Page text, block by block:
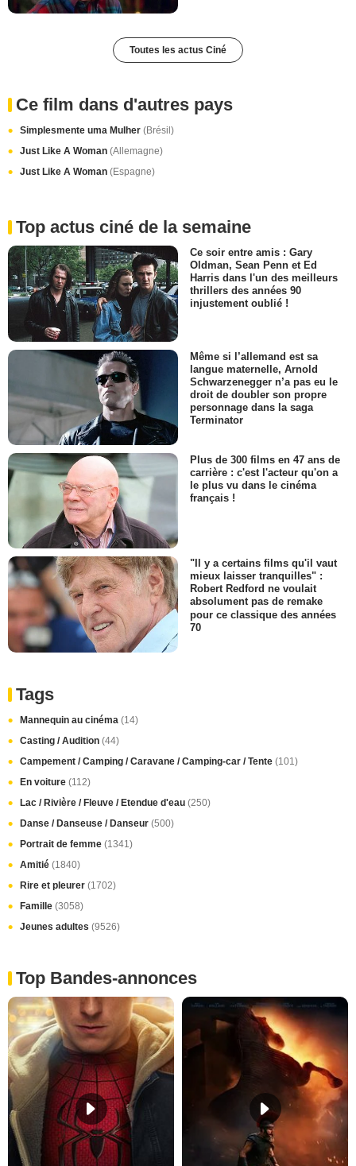
Toutes les actus Ciné
Ce film dans d'autres pays
Simplesmente uma Mulher (Brésil)
Just Like A Woman (Allemagne)
Just Like A Woman (Espagne)
Top actus ciné de la semaine
Ce soir entre amis : Gary
Oldman, Sean Penn et Ed
Harris dans l'un des meilleurs
thrillers des années 90
injustement oublié !
Même si l’allemand est sa
langue maternelle, Arnold
Schwarzenegger n’a pas eu le
droit de doubler son propre
personnage dans la saga
Terminator
Plus de 300 films en 47 ans de
carrière : c'est l'acteur qu'on a
le plus vu dans le cinéma
français !
"Il y a certains films qu'il vaut
mieux laisser tranquilles" :
Robert Redford ne voulait
absolument pas de remake
pour ce classique des années
70
Tags
Mannequin au cinéma (14)
Casting / Audition (44)
Campement / Camping / Caravane / Camping-car / Tente (101)
En voiture (112)
Lac / Rivière / Fleuve / Etendue d'eau (250)
Danse / Danseuse / Danseur (500)
Portrait de femme (1341)
Amitié (1840)
Rire et pleurer (1702)
Famille (3058)
Jeunes adultes (9526)
Top Bandes-annonces